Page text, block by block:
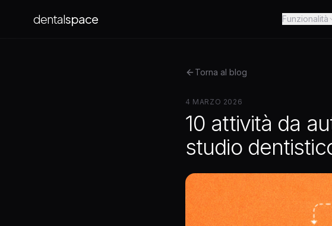
dentalspace Funzionalità
Torna al blog
4 MARZO 2026
10 attività da
studio